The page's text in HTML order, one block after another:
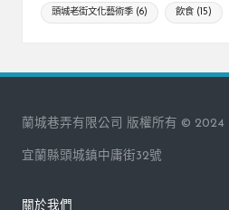
頭城老街文化藝術季 (6) 飲食(15)
蘭城巷弄有限公司 版權所有 © 2024
宜蘭縣頭城鎮中庸街32號
關於我們